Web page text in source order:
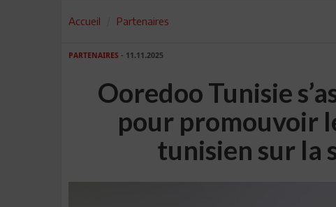
Accueil Partenaires
PARTENAIRES - 11.11.2025
Ooredoo Tunisie
pour promouvoir
tunisien sur la